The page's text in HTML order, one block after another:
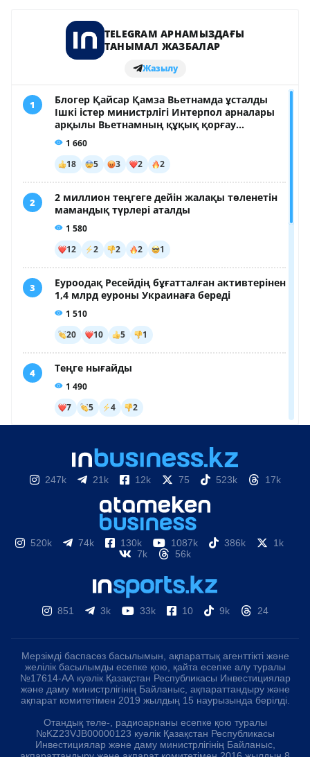
247k 21k 12k 75 523k 17k
520k 74k 130k 1087k 386k
1k
7k
56k
851 3k 33k 10 9k 24
Мерзімді баспасөз басылымын, ақпараттық агенттікті және
желілік басылымды есепке қою, қайта есепке алу туралы
№17614-АА куәлік Қазақстан Республикасы Инвестициялар
және даму министрлігінің Байланыс, ақпараттандыру және
ақпарат комитетімен 2019 жылдың 15 наурызында берілді.
Отандық теле-, радиоарнаны есепке қою туралы
№KZ23VJB00000123 куәлік Қазақстан Республикасы
Инвестициялар және даму министрлігінің Байланыс,